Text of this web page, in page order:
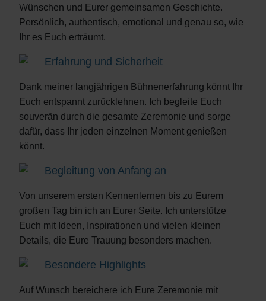
Wünschen und Eurer gemeinsamen Geschichte.
Persönlich, authentisch, emotional und genau so, wie
Ihr es Euch erträumt.
Erfahrung und Sicherheit
Dank meiner langjährigen Bühnenerfahrung könnt Ihr
Euch entspannt zurücklehnen. Ich begleite Euch
souverän durch die gesamte Zeremonie und sorge
dafür, dass Ihr jeden einzelnen Moment genießen
könnt.
Begleitung von Anfang an
Von unserem ersten Kennenlernen bis zu Eurem
großen Tag bin ich an Eurer Seite. Ich unterstütze
Euch mit Ideen, Inspirationen und vielen kleinen
Details, die Eure Trauung besonders machen.
Besondere Highlights
Auf Wunsch bereichere ich Eure Zeremonie mit